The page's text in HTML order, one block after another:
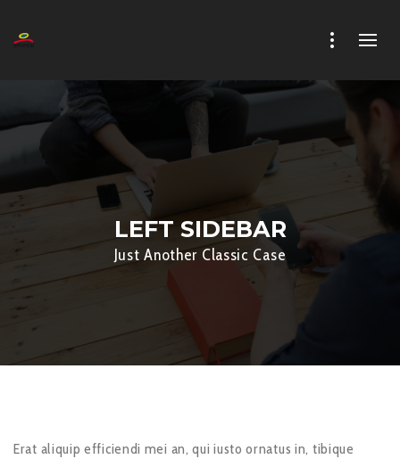
LEFT SIDEBAR
Just Another Classic Case
Erat aliquip efficiendi mei an, qui iusto ornatus in, tibique